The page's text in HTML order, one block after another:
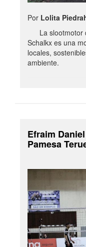
Por Lolita
La slootmotor
Schalkx es una
locales,
ambiente.
Efraim
Pamesa